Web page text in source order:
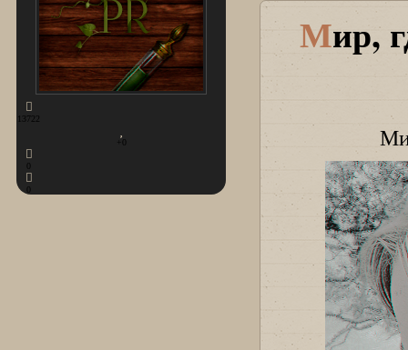
13722
+0
Мир,